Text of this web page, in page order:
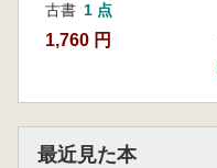
古書 1 点
1,760 円
最近見た本